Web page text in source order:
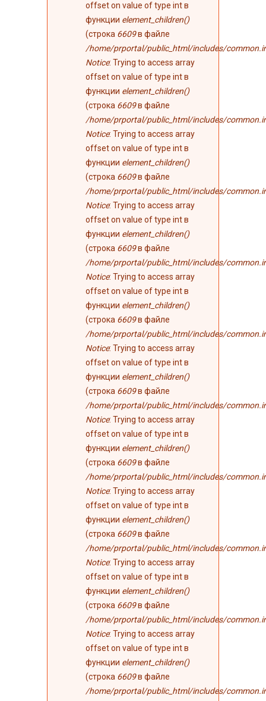
offset on value of type int в
функции element_children()
(строка 6609в файле
/home/prportal/public_html/includes/
Notice: Trying to access array
offset on value of type int в
функции element_children()
(строка 6609в файле
/home/prportal/public_html/includes/
Notice: Trying to access array
offset on value of type int в
функции element_children()
(строка 6609в файле
/home/prportal/public_html/includes/
Notice: Trying to access array
offset on value of type int в
функции element_children()
(строка 6609в файле
/home/prportal/public_html/includes/
Notice: Trying to access array
offset on value of type int в
функции element_children()
(строка 6609в файле
/home/prportal/public_html/includes/
Notice: Trying to access array
offset on value of type int в
функции element_children()
(строка 6609в файле
/home/prportal/public_html/includes/
Notice: Trying to access array
offset on value of type int в
функции element_children()
(строка 6609в файле
/home/prportal/public_html/includes/
Notice: Trying to access array
offset on value of type int в
функции element_children()
(строка 6609в файле
/home/prportal/public_html/includes/
Notice: Trying to access array
offset on value of type int в
функции element_children()
(строка 6609в файле
/home/prportal/public_html/includes/
Notice: Trying to access array
offset on value of type int в
функции element_children()
(строка 6609в файле
/home/prportal/public_html/includes/